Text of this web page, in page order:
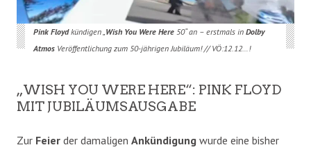
Pink Floydkündigen „ Wish You Were Here50“ an – erstmals in Dolby
AtmosVeröffentlichung zum 50-jährigen Jubiläum! // VÖ:12.12…!
„WISH YOU WERE HERE“: PINK FLOYD
MIT JUBILÄUMSAUSGABE
Zur Feier der damaligen Ankündigung wurde eine bisher